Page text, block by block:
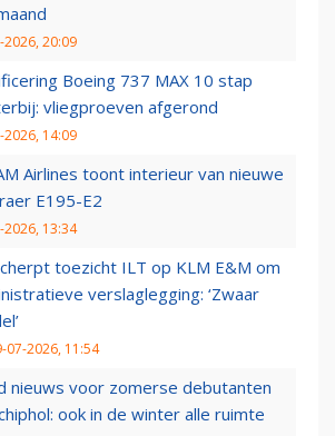
2026, 20:09
Boeing 737 MAX 10 stap
vliegproeven afgerond
2026, 14:09
Airlines toont interieur van nieuwe
E195-E2
2026, 13:34
toezicht ILT op KLM E&M om
verslaglegging: ‘Zwaar
07-2026, 11:54
nieuws voor zomerse debutanten
ook in de winter alle ruimte